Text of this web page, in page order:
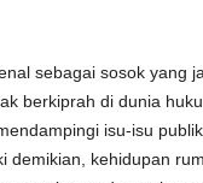
sebagai sosok yang
berkiprah di dunia
isu-isu
demikian, kehidupan